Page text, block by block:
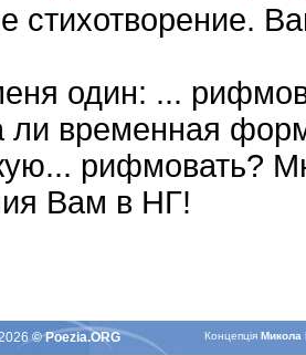
стихотворение.
один: ...
ли временная
рифмовать?
Вам в НГ!
КонцепцiяМикола
© Poezia.ORG